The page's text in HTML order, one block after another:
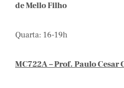
de Mello Filho
Quarta: 16-19h
MC722A – Prof. Paulo Cesar